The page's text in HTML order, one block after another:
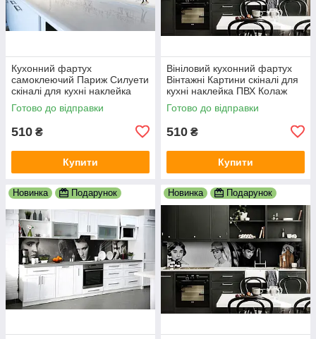
Кухонний фартух
самоклеючий Париж Силуети
скіналі для кухні наклейка
ПВХ люди мальований
вулиця 600х2000 мм
Готово до відправки
510 ₴
Купити
Вініловий кухонний фартух
Вінтажні Картини скіналі для
кухні наклейка ПВХ Колаж
Люди Бежевий 600х2000 мм
Готово до відправки
510 ₴
Купити
Новинка Подарунок Новинка Подарунок